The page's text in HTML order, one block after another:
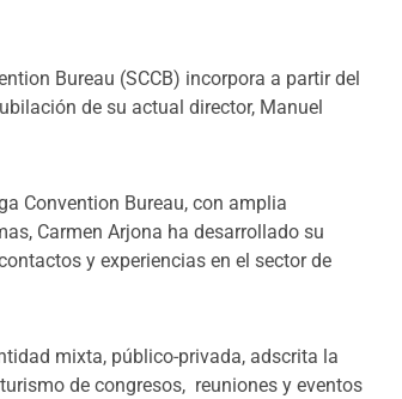
Bureau (SCCB) incorpora a partir del
de su actual director, Manuel
Convention Bureau, con amplia
Carmen Arjona ha desarrollado su
y experiencias en el sector de
mixta, público-privada, adscrita la
de congresos, reuniones y eventos